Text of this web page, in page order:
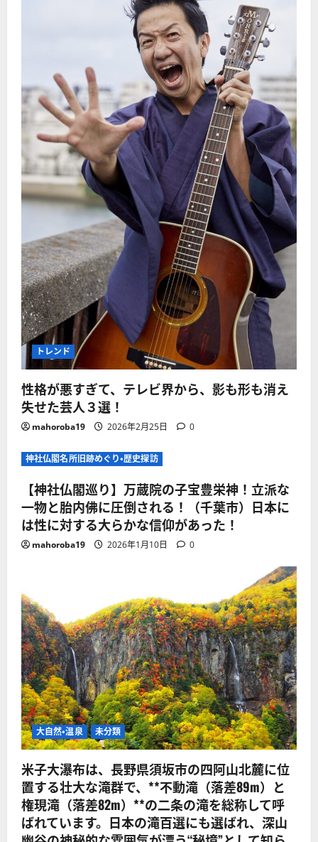
トレンド
性格が悪すぎて、テレビ界から、影も形も消え
失せた芸人３選！
mahoroba19 2026年2月25日 0
神社仏閣名所旧跡めぐり・歴史探訪
【神社仏閣巡り】万蔵院の子宝豊栄神！立派な
一物と胎内佛に圧倒される！（千葉市）日本に
は性に対する大らかな信仰があった！
mahoroba19 2026年1月10日 0
大自然・温泉 未分類
米子大瀑布は、長野県須坂市の四阿山北麓に位
置する壮大な滝群で、**不動滝（落差89m）と
権現滝（落差82m）**の二条の滝を総称して呼
ばれています。日本の滝百選にも選ばれ、深山